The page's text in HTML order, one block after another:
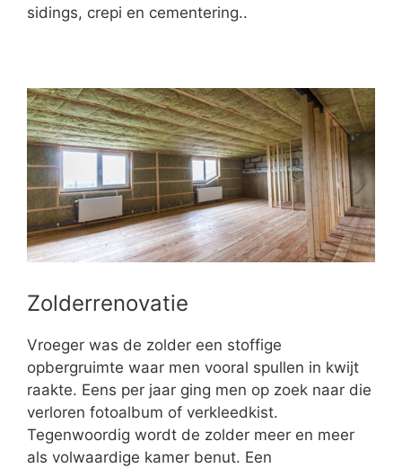
sidings, crepi en cementering..
Zolderrenovatie
Vroeger was de zolder een stoffige
opbergruimte waar men vooral spullen in kwijt
raakte. Eens per jaar ging men op zoek naar die
verloren fotoalbum of verkleedkist.
Tegenwoordig wordt de zolder meer en meer
als volwaardige kamer benut. Een